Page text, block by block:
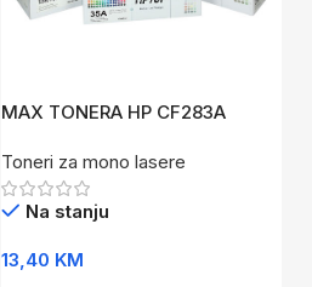
MAX TONERA HP CF283A
Toneri za mono lasere
Na stanju
13,40 KM